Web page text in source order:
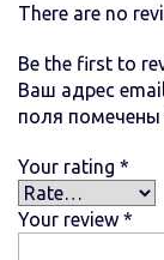
There are no
Be the first to
Ваш адрес
поля помечены
Your rating *
Your review *